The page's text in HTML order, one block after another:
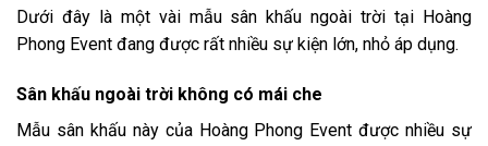
Dưới đây là một vài mẫu sân khấu ngoài trời tại Hoàng
Phong Event đang được rất nhiều sự kiện lớn, nhỏ áp dụng.
Sân khấu ngoài trời không có mái che
Mẫu sân khấu này của Hoàng Phong Event được nhiều sự